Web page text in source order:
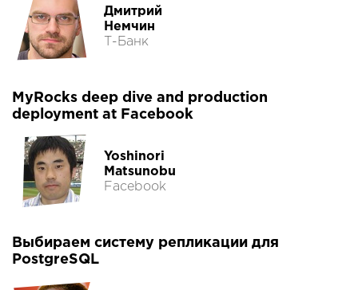
Дмитрий
Немчин
Т-Банк
MyRocks deep dive and production
deployment at Facebook
Yoshinori
Matsunobu
Facebook
Выбираем систему репликации для
PostgreSQL